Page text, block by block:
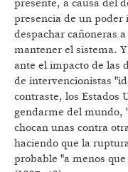
presente, a causa del
presencia de un poder
despachar cañoneras
mantener el sistema.
ante el impacto de las
de intervencionistas
contraste, los Estados
gendarme del mundo,
chocan unas contra
haciendo que la
probable "a menos